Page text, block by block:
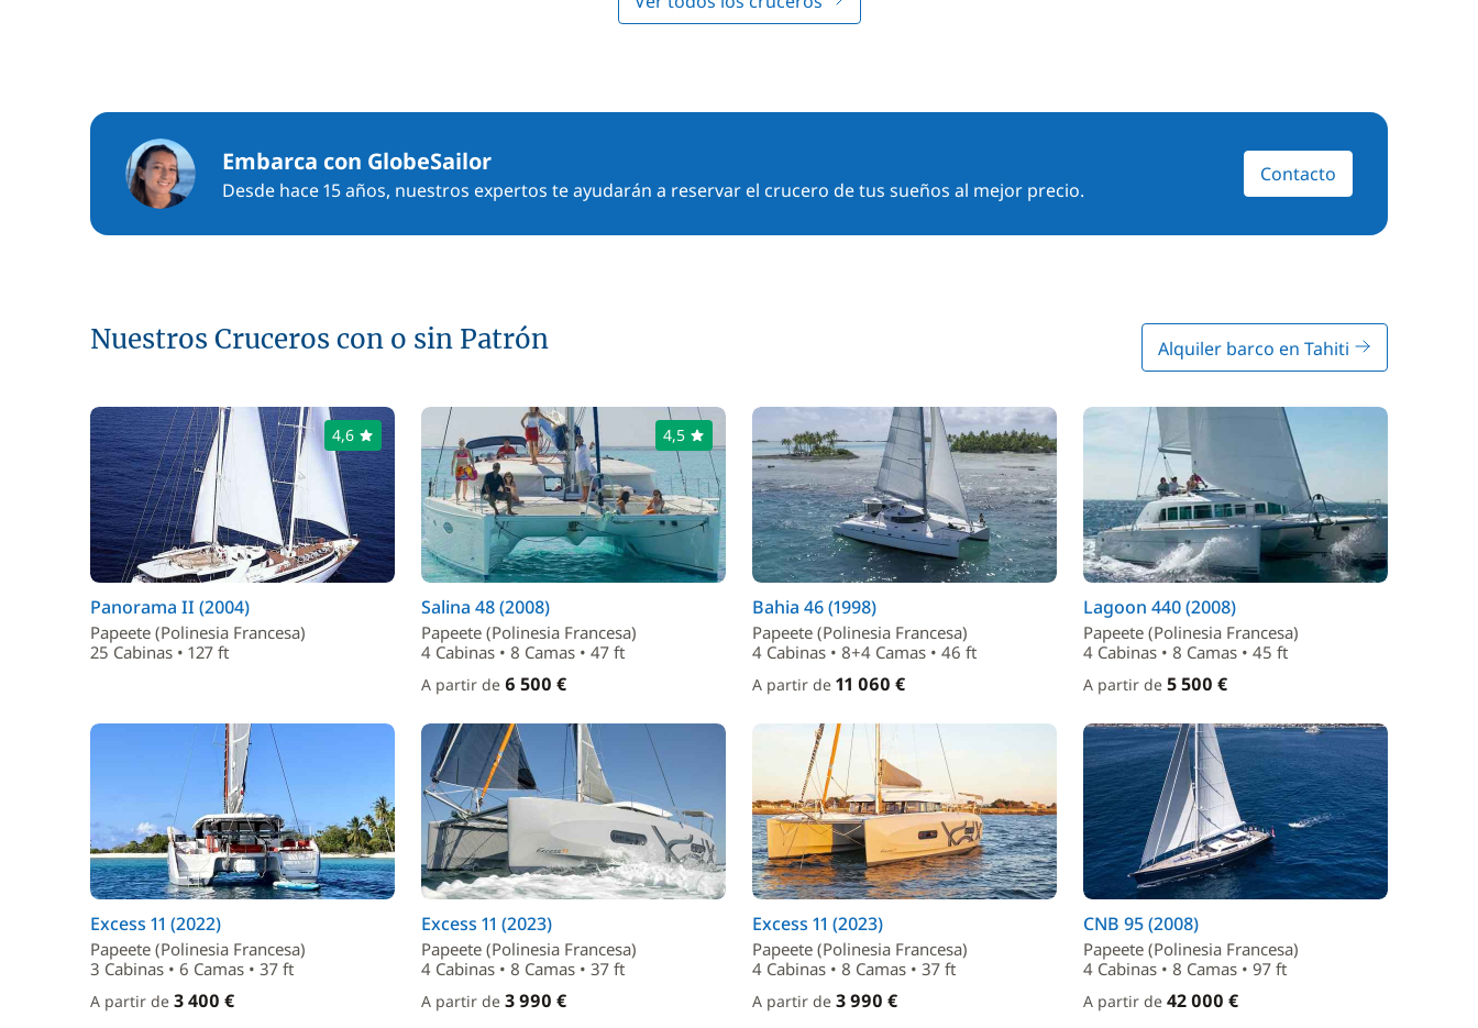
Embarca con GlobeSailor
Desde hace 15 años, nuestros expertos te ayudarán a reservar el crucero de tus sueños al mejor precio.
Contacto
Nuestros Cruceros con o sin Patrón Alquiler barco en Tahiti
4,6
Panorama II (2004)
Papeete (Polinesia Francesa)
25 Cabinas • 127 ft
4,5
Salina 48 (2008)
Papeete (Polinesia Francesa)
4 Cabinas • 8 Camas • 47 ft
A partir de 6 500 €
Bahia 46 (1998)
Papeete (Polinesia Francesa)
4 Cabinas • 8+4 Camas • 46 ft
A partir de 11 060 €
Lagoon 440 (2008)
Papeete (Polinesia Francesa)
4 Cabinas • 8 Camas • 45 ft
A partir de 5 500 €
Excess 11 (2022)
Papeete (Polinesia Francesa)
3 Cabinas • 6 Camas • 37 ft
A partir de 3 400 €
Excess 11 (2023)
Papeete (Polinesia Francesa)
4 Cabinas • 8 Camas • 37 ft
A partir de 3 990 €
Excess 11 (2023)
Papeete (Polinesia Francesa)
4 Cabinas • 8 Camas • 37 ft
A partir de 3 990 €
CNB 95 (2008)
Papeete (Polinesia Francesa)
4 Cabinas • 8 Camas • 97 ft
A partir de 42 000 €